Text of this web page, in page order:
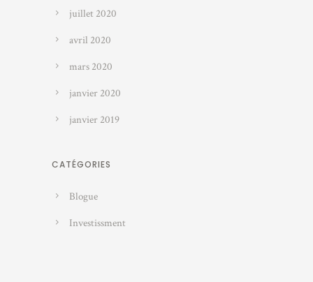
juillet 2020
avril 2020
mars 2020
janvier 2020
janvier 2019
CATÉGORIES
Blogue
Investissment